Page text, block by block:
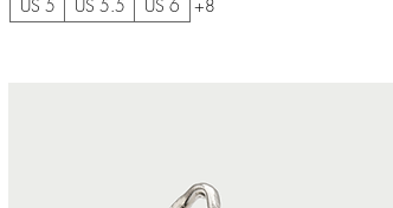
US 5 US 5.5 US 6 +8